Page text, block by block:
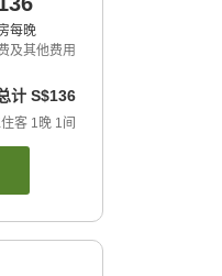
每晚
及其他费用
计 S$136
客 1晚 1间